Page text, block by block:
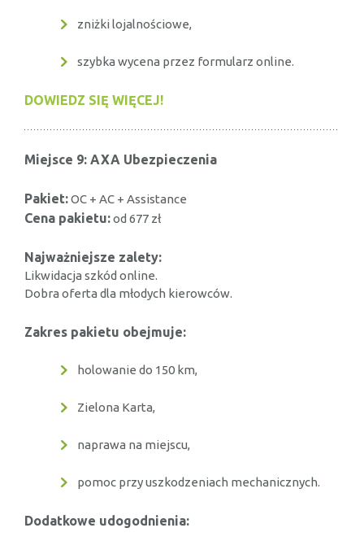
zniżki lojalnościowe,
szybka wycena przez formularz online.
DOWIEDZ SIĘ WIĘCEJ!
Miejsce 9: AXA Ubezpieczenia
Pakiet:OC + AC + Assistance
Cena pakietu:od 677 zł
Najważniejsze zalety:
Likwidacja szkód online.
Dobra oferta dla młodych kierowców.
Zakres pakietu obejmuje:
holowanie do 150 km,
Zielona Karta,
naprawa na miejscu,
pomoc przy uszkodzeniach mechanicznych.
Dodatkowe udogodnienia: